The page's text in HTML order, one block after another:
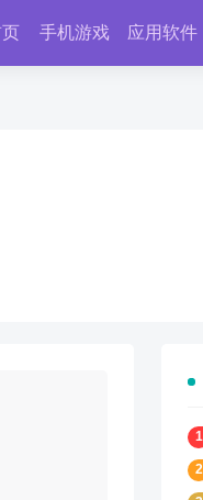
手机游戏 应用软件